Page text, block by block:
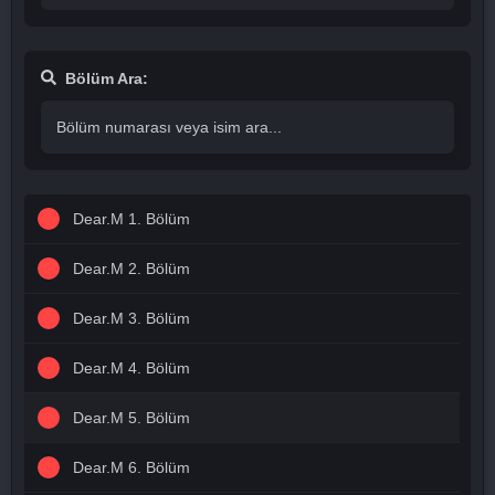
Bölüm Ara:
Dear.M 1. Bölüm
Dear.M 2. Bölüm
Dear.M 3. Bölüm
Dear.M 4. Bölüm
Dear.M 5. Bölüm
Dear.M 6. Bölüm